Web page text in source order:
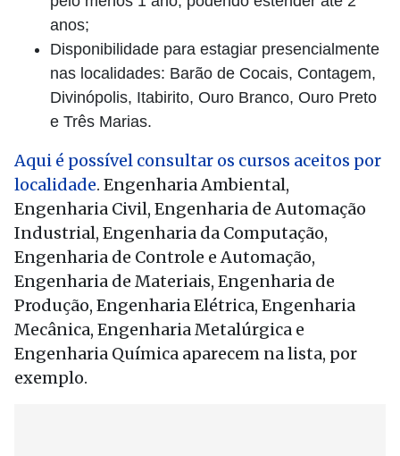
anos;
Disponibilidade para estagiar presencialmente
nas localidades: Barão de Cocais, Contagem,
Divinópolis, Itabirito, Ouro Branco, Ouro Preto
e Três Marias.
Aqui é possível consultar os cursos aceitos por
localidade. Engenharia Ambiental,
Engenharia Civil, Engenharia de Automação
Industrial, Engenharia da Computação,
Engenharia de Controle e Automação,
Engenharia de Materiais, Engenharia de
Produção, Engenharia Elétrica, Engenharia
Mecânica, Engenharia Metalúrgica e
Engenharia Química aparecem na lista, por
exemplo.